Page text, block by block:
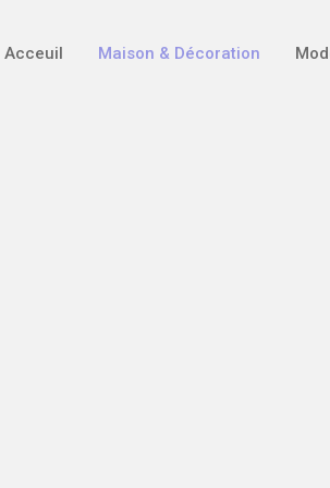
Acceuil Maison & Décoration